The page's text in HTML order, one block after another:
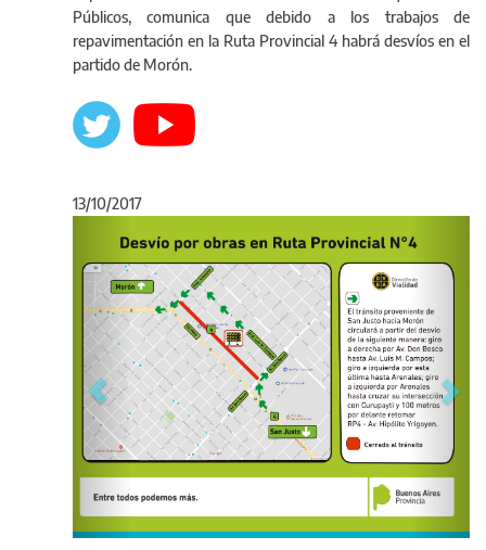
Públicos, comunica que debido a los trabajos de
repavimentación en la Ruta Provincial 4 habrá desvíos en el
partido de Morón.
13/10/2017